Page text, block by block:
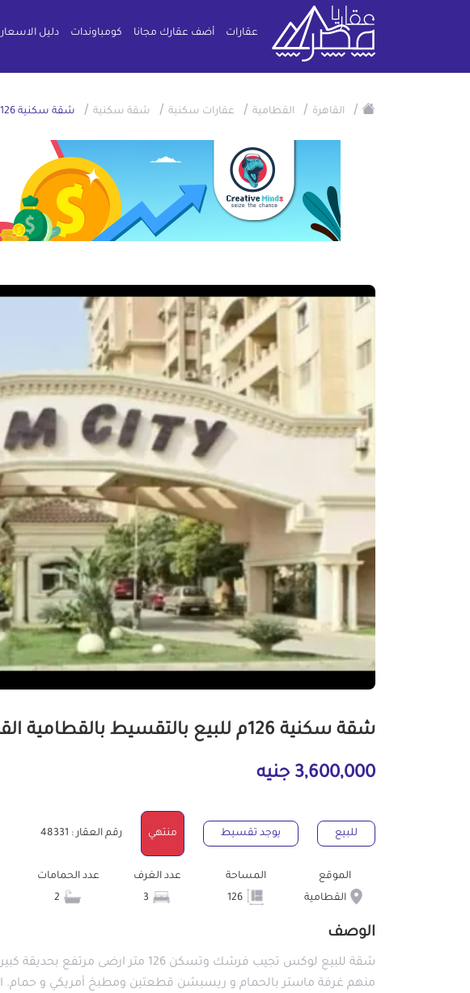
عقارات أضف عقارك مجانا كومباوندات دليل الاسعار
/ القاهرة / القطامية / عقارات سكنية / شقة سكنية / شقة سكنية 126م للبيع بالتقسيط بالقطامية القاهرة
شقة سكنية 126م للبيع بالتقسيط بالقطامية القاهرة
3,600,000 جنيه
للبيع يوجد تقسيط منتهي رقم العقار : 48331
الموقع
القطامية
المساحة
126
عدد الغرف
عدد الحمامات
الوصف